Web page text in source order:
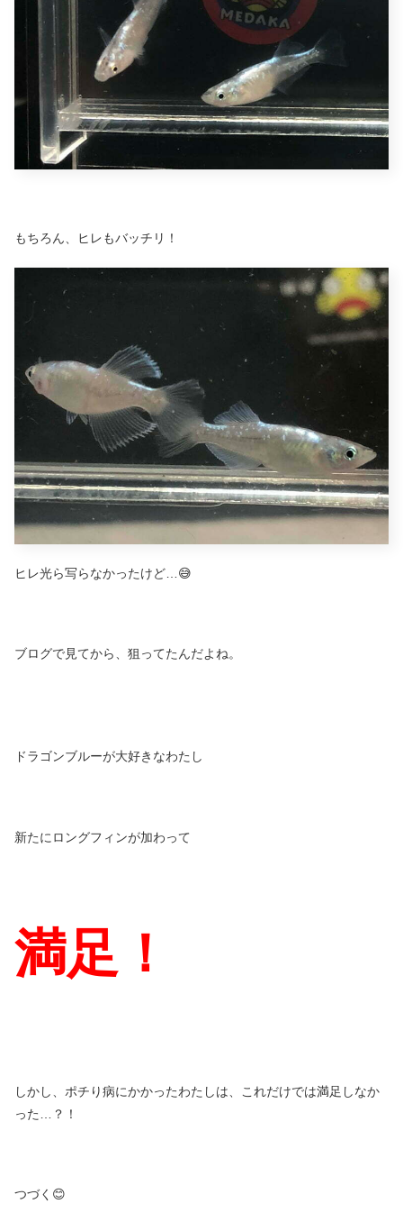
もちろん、ヒレもバッチリ！
ヒレ光ら写らなかったけど…😅
ブログで見てから、狙ってたんだよね。
ドラゴンブルーが大好きなわたし
新たにロングフィンが加わって
満足！
しかし、ポチり病にかかったわたしは、これだけでは満足しなか
った…？！
つづく😊